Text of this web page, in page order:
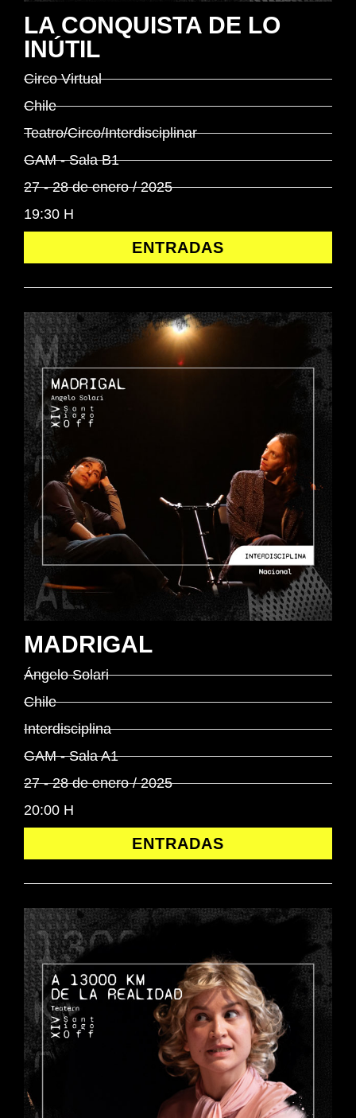
LA CONQUISTA DE LO
INÚTIL
Circo Virtual
Chile
Teatro/Circo/Interdisciplinar
GAM - Sala B1
27 - 28 de enero / 2025
19:30 H
ENTRADAS
MADRIGAL
Ángelo Solari
Chile
Interdisciplina
GAM - Sala A1
27 - 28 de enero / 2025
20:00 H
ENTRADAS